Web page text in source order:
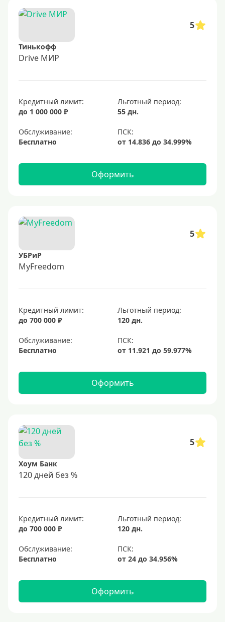
5
Тинькофф
Drive МИР
Кредитный лимит:
до 1 000 000 ₽
Льготный период:
55 дн.
Обслуживание:
Бесплатно
Оформить
5
УБРиР
MyFreedom
Кредитный лимит:
до 700 000 ₽
Льготный период:
120 дн.
Обслуживание:
Бесплатно
Оформить
5
Хоум Банк
120 дней без %
Кредитный лимит:
до 700 000 ₽
Льготный период:
120 дн.
Обслуживание:
Бесплатно
Оформить